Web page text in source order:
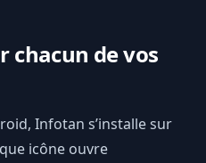
chacun de vos
Infotan s’installe sur
icône ouvre